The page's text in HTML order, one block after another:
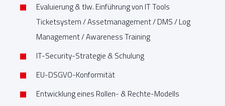
Evaluierung & tlw. Einführung von IT Tools
Ticketsystem / Assetmanagement / DMS / Log
Management / Awareness Training
IT-Security-Strategie & Schulung
EU-DSGVO-Konformität
Entwicklung eines Rollen- & Rechte-Modells